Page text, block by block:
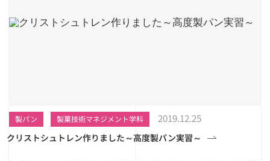
製パン 製菓技術マネジメント学科 2019.12.25
クリストシュトレン作りました～高度製パン実習～